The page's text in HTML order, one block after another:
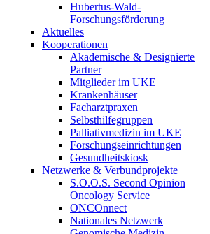
Hubertus-Wald-
Forschungsförderung
Aktuelles
Kooperationen
Akademische & Designierte
Partner
Mitglieder im UKE
Krankenhäuser
Facharztpraxen
Selbsthilfegruppen
Palliativmedizin im UKE
Forschungseinrichtungen
Gesundheitskiosk
Netzwerke & Verbundprojekte
S.O.O.S. Second Opinion
Oncology Service
ONCOnnect
Nationales Netzwerk